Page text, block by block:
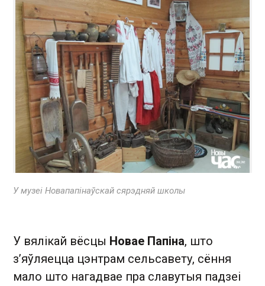
У музеі Новапапінаўскай сярэдняй школы
У вялікай вёсцы Новае Папіна, што
з’яўляецца цэнтрам сельсавету, сёння
мало што нагадвае пра славутыя падзеі